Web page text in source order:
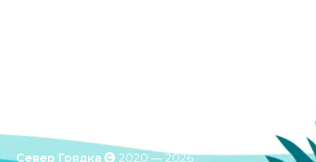
Север Грядка
2020 — 2026